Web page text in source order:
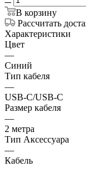
В корзину
Рассчитать
Характеристики
Цвет
—
Синий
Тип кабеля
—
USB-C/USB-C
Размер кабеля
—
2 метра
Тип Аксессуара
—
Кабель